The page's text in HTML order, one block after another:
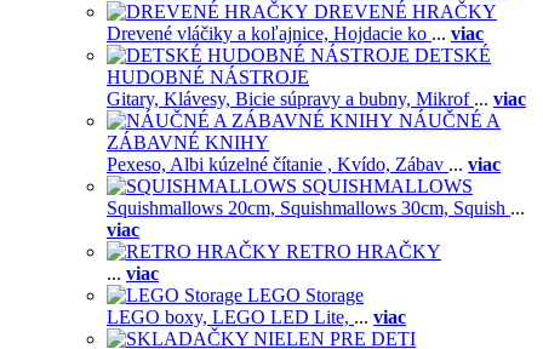
DREVENÉ HRAČKY
Drevené vláčiky a koľajnice, Hojdacie ko ... viac
DETSKÉ
HUDOBNÉ NÁSTROJE
Gitary, Klávesy, Bicie súpravy a bubny, Mikrof ... viac
NÁUČNÉ A
ZÁBAVNÉ KNIHY
Pexeso, Albi kúzelné čítanie , Kvído, Zábav ... viac
SQUISHMALLOWS
Squishmallows 20cm, Squishmallows 30cm, Squish ...
viac
RETRO HRAČKY
... viac
LEGO Storage
LEGO boxy, LEGO LED Lite, ... viac